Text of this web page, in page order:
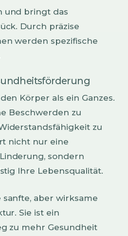
und bringt das
Durch präzise
werden spezifische
Körper als ein Ganzes.
Beschwerden zu
zu
nicht nur eine
sondern
Ihre Lebensqualität.
sanfte, aber wirksame
Sie ist ein
zu mehr Gesundheit